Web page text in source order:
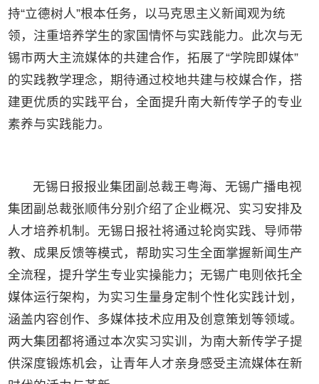
持“立德树人”根本任务，以马克思主义新闻观为统
领，注重培养学生的家国情怀与实践能力。此次与无
锡市两大主流媒体的共建合作，拓展了“学院即媒体”
的实践教学理念，期待通过校地共建与校媒合作，搭
建更优质的实践平台，全面提升南大新传学子的专业
素养与实践能力。
无锡日报报业集团副总裁王粤海、无锡广播电视
集团副总裁张顺伟分别介绍了企业概况、实习安排及
人才培养机制。无锡日报社将通过轮岗实践、导师带
教、成果反馈等模式，帮助实习生全面掌握新闻生产
全流程，提升学生专业实操能力；无锡广电则依托全
媒体运行架构，为实习生量身定制个性化实践计划，
涵盖内容创作、多媒体技术应用及创意策划等领域。
两大集团都将通过本次实习实训，为南大新传学子提
供深度锻炼机会，让青年人才亲身感受主流媒体在新